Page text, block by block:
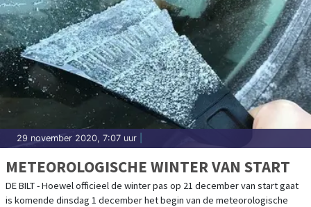
29 november 2020, 7:07 uur
METEOROLOGISCHE WINTER VAN START
DE BILT - Hoewel officieel de winter pas op 21 december van start gaat
is komende dinsdag 1 december het begin van de meteorologische